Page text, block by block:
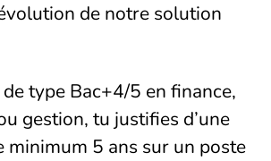
de notre solution
type Bac+4/5 en finance,
gestion, tu justifies d’une
minimum 5 ans sur un poste